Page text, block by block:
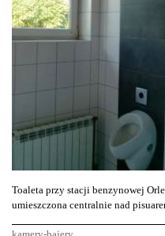
Toaleta przy stacji benzynowej
umieszczona centralnie nad